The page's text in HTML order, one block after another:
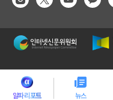
알파리포트 뉴스